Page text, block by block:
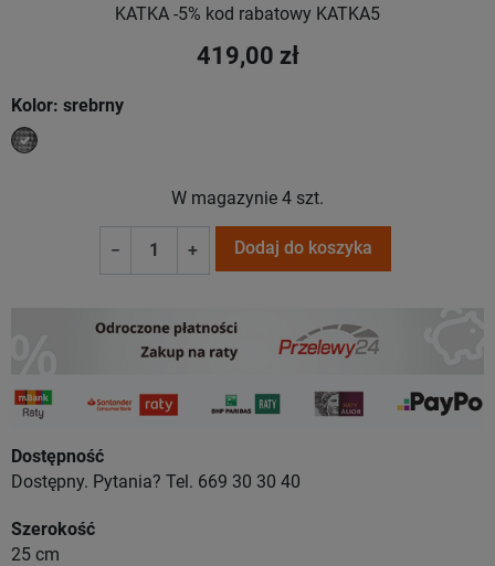
KATKA -5% kod rabatowy KATKA5
419,00 zł
Kolor: srebrny
srebrny
W magazynie 4 szt.
− + Dodaj do koszyka
Dostępność
Dostępny. Pytania? Tel. 669 30 30 40
Szerokość
25 cm